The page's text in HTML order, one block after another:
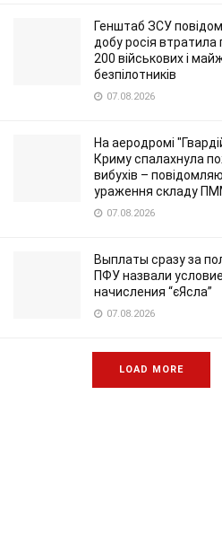
Генштаб ЗСУ
добу росія втратила
200 військових і
безпілотників
07.08.2026
На аеродромі
Криму спалахнула
вибухів –
ураження складу
07.08.2026
Выплаты сразу за
ПФУ назвали
начисления “єЯсла”
07.08.2026
LOAD MORE